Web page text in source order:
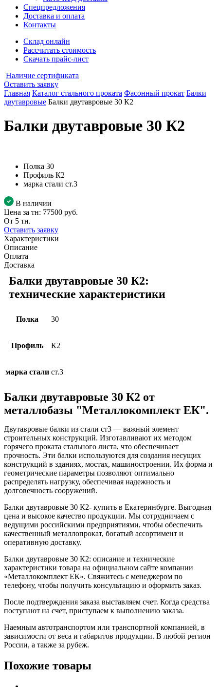
Спецпредложения
Доставка и оплата
Контакты
Склад онлайн
Рассчитать стоимость
Скачать прайс-лист
Наличие сертификата
Оставить заявку
Главная Каталог стального проката Фасонный прокат Балки
двутавровые Балки двутавровые 30 К2
Балки двутавровые 30 К2
Полка 30
Профиль К2
марка стали ст.3
В наличии
Цена за тн: 77500 руб.
От 5 тн.
Оставить заявку
Характеристики
Описание
Оплата
Доставка
Балки двутавровые 30 К2:
технические характеристики
Полка 30
Профиль К2
марка стали ст.3
Балки двутавровые 30 К2 от
металлобазы "Металлокомплект ЕК".
Двутавровые балки из стали ст3 — важный элемент
строительных конструкций. Изготавливают их методом
горячего проката стального листа, что обеспечивает
прочность. Эти балки используются для создания несущих
конструкций в зданиях, мостах, машиностроении. Их форма и
геометрические параметры позволяют оптимально
распределять нагрузку, обеспечивая надежность и
долговечность сооружений.
Балки двутавровые 30 К2- купить в Екатеринбурге. Выгодная
цена и высокое качество продукции. Мы сотрудничаем с
ведущими российскими предприятиями, чтобы обеспечить
качественный металлопрокат, богатый ассортимент и
оперативную доставку.
Балки двутавровые 30 К2: описание и технические
характеристики товара на официальном сайте компании
«Металлокомплект ЕК». Свяжитесь с менеджером по
телефону, чтобы получить консультацию и оформить заказ.
После подтверждения заказа выставляем счет. Когда средства
поступают на счет, приступаем к выполнению заказа.
Наемным автотранспортом или транспортной компанией, в
зависимости от веса и габаритов продукции. В любой регион
России, а также за рубеж.
Похожие товары